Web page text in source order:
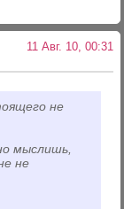
11 Авг. 10, 00:31
не
мыслишь,
не